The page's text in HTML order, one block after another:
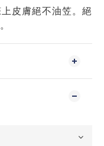
皮膚絕不油笠。絕